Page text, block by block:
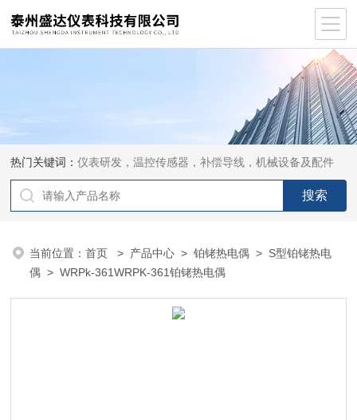
热门关键词：仪表研发，温控传感器，补偿导线，机械设备及配件
当前位置：首页 > 产品中心 >铂铑热电偶 > S型铂铑热电
偶 > WRPk-361WRPK-361铂铑热电偶